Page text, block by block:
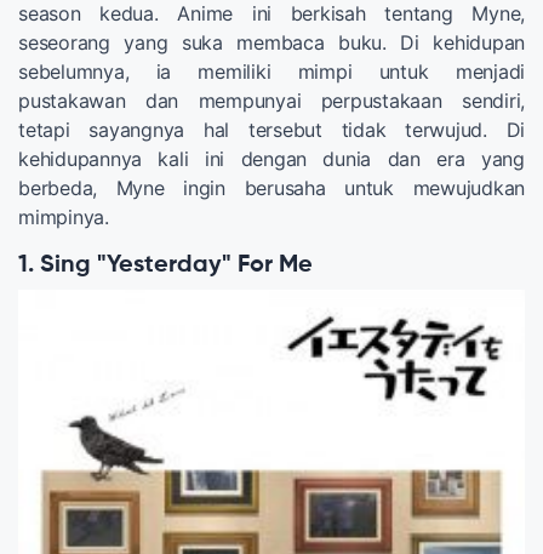
season kedua. Anime ini berkisah tentang Myne,
seseorang yang suka membaca buku. Di kehidupan
sebelumnya, ia memiliki mimpi untuk menjadi
pustakawan dan mempunyai perpustakaan sendiri,
tetapi sayangnya hal tersebut tidak terwujud. Di
kehidupannya kali ini dengan dunia dan era yang
berbeda, Myne ingin berusaha untuk mewujudkan
mimpinya.
1. Sing "Yesterday" For Me